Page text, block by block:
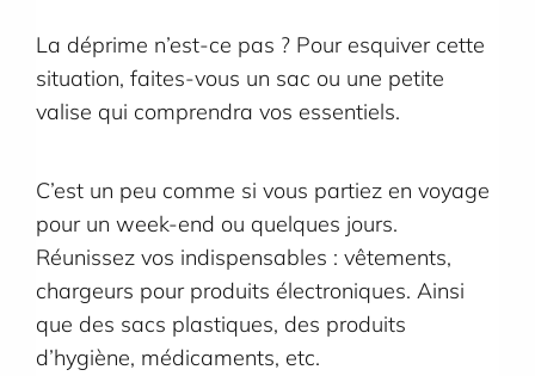
La déprime n’est-ce pas ? Pour esquiver cette
situation, faites-vous un sac ou une petite
valise qui comprendra vos essentiels.
C’est un peu comme si vous partiez en voyage
pour un week-end ou quelques jours.
Réunissez vos indispensables : vêtements,
chargeurs pour produits électroniques. Ainsi
que des sacs plastiques, des produits
d’hygiène, médicaments, etc.